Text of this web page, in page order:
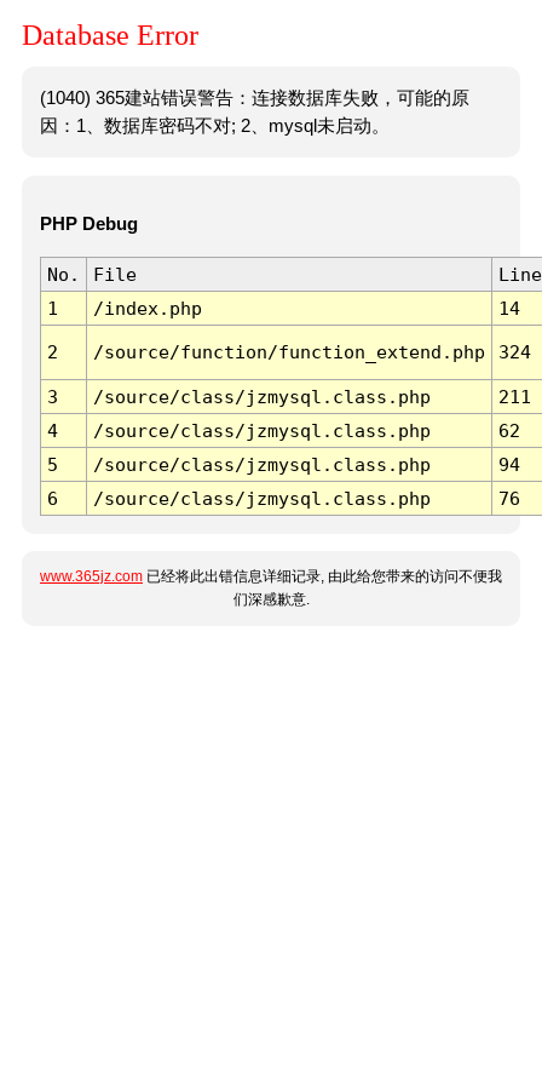
Database Error
(1040) 365建站错误警告：连接数据库失败，可能的原
因：1、数据库密码不对; 2、mysql未启动。
PHP Debug
No. File
Line
1
/index.php 14
2 /source/function/function_extend.php 324
3 /source/class/jzmysql.class.php
211
4
/source/class/jzmysql.class.php
62
5
/source/class/jzmysql.class.php
94
6
/source/class/jzmysql.class.php 76
www.365jz.com 已经将此出错信息详细记录, 由此给您带来的访问不便我
们深感歉意.